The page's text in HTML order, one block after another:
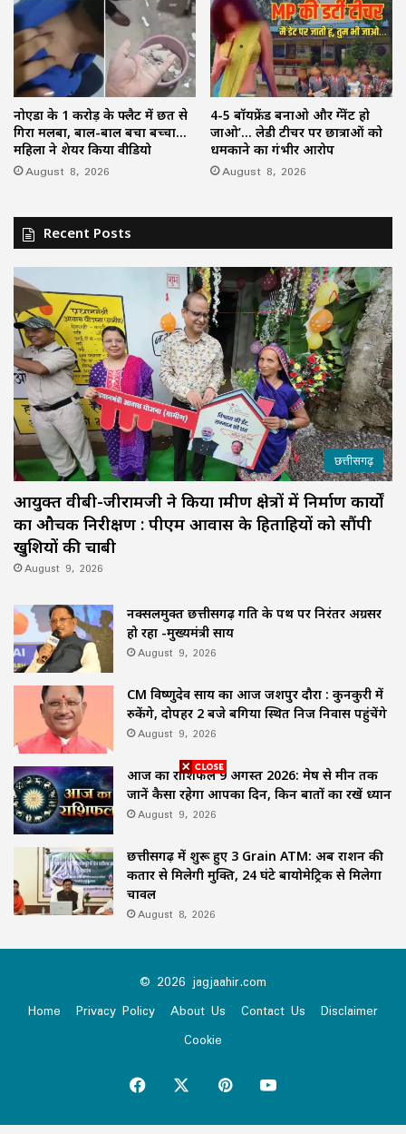
नोएडा के 1 करोड़ के फ्लैट में छत से
गिरा मलबा, बाल-बाल बचा बच्चा…
महिला ने शेयर किया वीडियो
August 8, 2026
4-5 बॉयफ्रेंड बनाओ और प्रेग्नेंट हो
जाओ’… लेडी टीचर पर छात्राओं को
धमकाने का गंभीर आरोप
August 8, 2026
Recent Posts
छत्तीसगढ़
आयुक्त वीबी-जीरामजी ने किया ग्रामीण क्षेत्रों में निर्माण कार्यों
का औचक निरीक्षण : पीएम आवास के हितग्राहियों को सौंपी
खुशियों की चाबी
August 9, 2026
नक्सलमुक्त छत्तीसगढ़ प्रगति के पथ पर निरंतर अग्रसर
हो रहा -मुख्यमंत्री साय
August 9, 2026
CM विष्णुदेव साय का आज जशपुर दौरा : कुनकुरी में
रुकेंगे, दोपहर 2 बजे बगिया स्थित निज निवास पहुंचेंगे
August 9, 2026
आज का राशिफल 9 अगस्त 2026: मेष से मीन तक
जानें कैसा रहेगा आपका दिन, किन बातों का रखें ध्यान
August 9, 2026
छत्तीसगढ़ में शुरू हुए 3 Grain ATM: अब राशन की
कतार से मिलेगी मुक्ति, 24 घंटे बायोमेट्रिक से मिलेगा
चावल
August 8, 2026
© 2026 jagjaahir.com
Home
Privacy Policy About Us Contact Us
Disclaimer
Cookie
Facebook PinterestYouTube